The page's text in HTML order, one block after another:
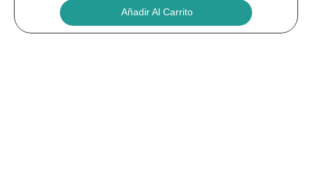
Añadir Al Carrito